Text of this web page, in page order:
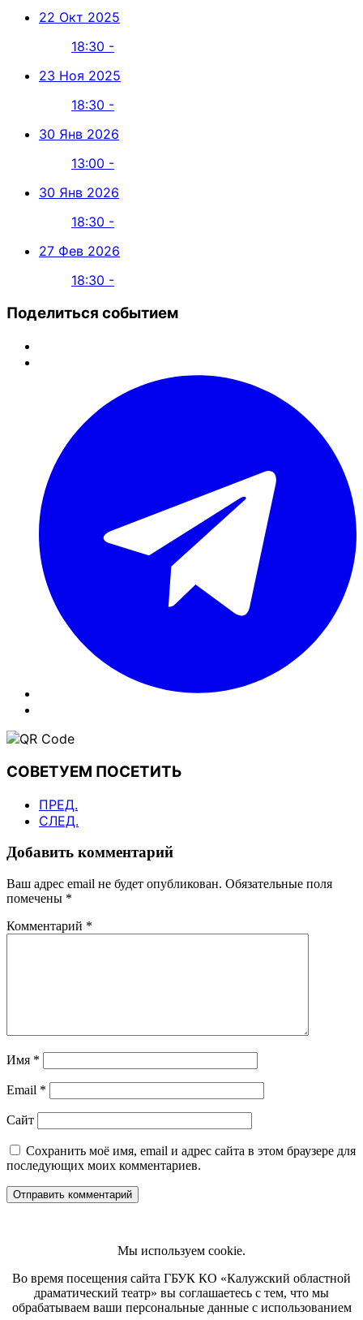
22 Окт 2025
18:30 -
23 Ноя 2025
18:30 -
30 Янв 2026
13:00 -
30 Янв 2026
18:30 -
27 Фев 2026
18:30 -
Поделиться событием
СОВЕТУЕМ ПОСЕТИТЬ
ПРЕД.
СЛЕД.
Добавить комментарий
Ваш адрес email не будет опубликован. Обязательные поля
помечены *
Комментарий *
Имя *
Email *
Сайт
Сохранить моё имя, email и адрес сайта в этом браузере для
последующих моих комментариев.
Мы используем cookie.
Во время посещения сайта ГБУК КО «Калужский областной
драматический театр» вы соглашаетесь с тем, что мы
обрабатываем ваши персональные данные с использованием